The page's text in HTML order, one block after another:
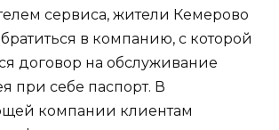
сервиса, жители Кемерово
в компанию, с которой
договор на обслуживание
при себе паспорт. В
компании клиентам